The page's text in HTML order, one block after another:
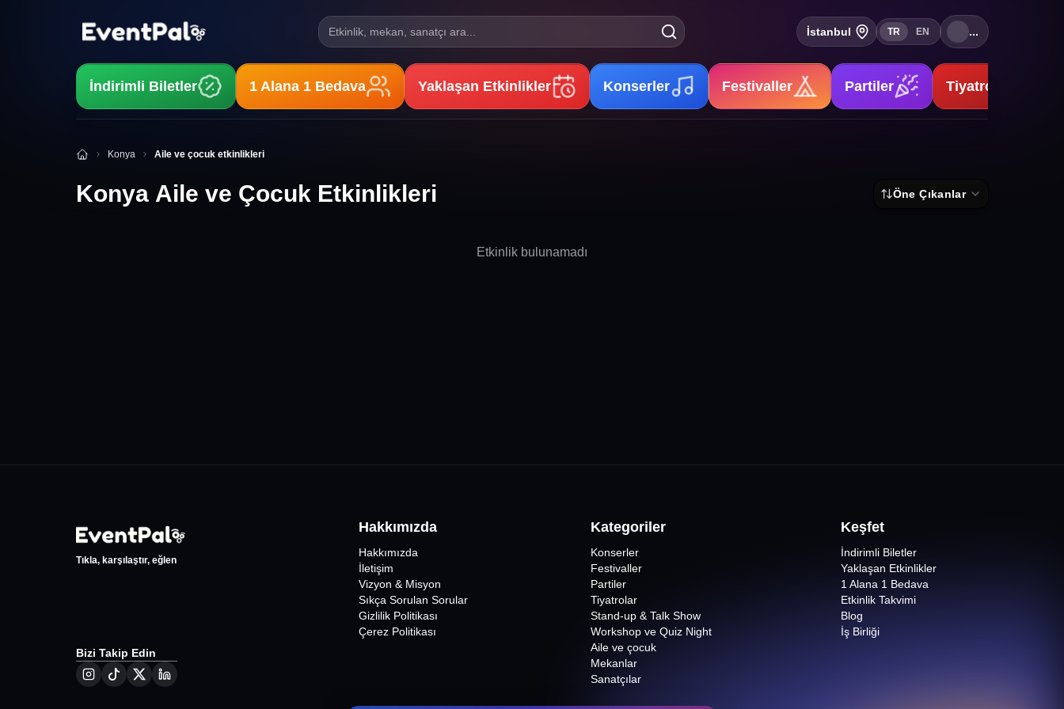
Etkinlik, mekan, sanatçı ara... İstanbul TR EN ...
İndirimli Biletler 1 Alana 1 Bedava Yaklaşan Etkinlikler Konserler Festivaller Partiler Tiyatrolar
Konya Aile ve Çocuk Etkinlikleri
Konya Aile ve çocuk etkinlikleri
Konya Aile ve Çocuk Etkinlikleri Öne Çıkanlar
Etkinlik bulunamadı
Tıkla, karşılaştır, eğlen
Bizi Takip Edin
Hakkımızda
Hakkımızda
İletişim
Vizyon & Misyon
Sıkça Sorulan Sorular
Gizlilik Politikası
Çerez Politikası
Kategoriler
Konserler
Festivaller
Partiler
Tiyatrolar
Stand-up & Talk Show
Workshop ve Quiz Night
Aile ve çocuk
Mekanlar
Sanatçılar
Keşfet
İndirimli Biletler
Yaklaşan Etkinlikler
1 Alana 1 Bedava
Etkinlik Takvimi
Blog
İş Birliği